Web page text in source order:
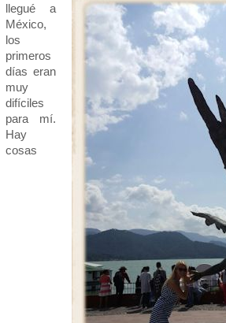
llegué a
México,
los
primeros
días eran
muy
difíciles
para mí.
Hay
cosas